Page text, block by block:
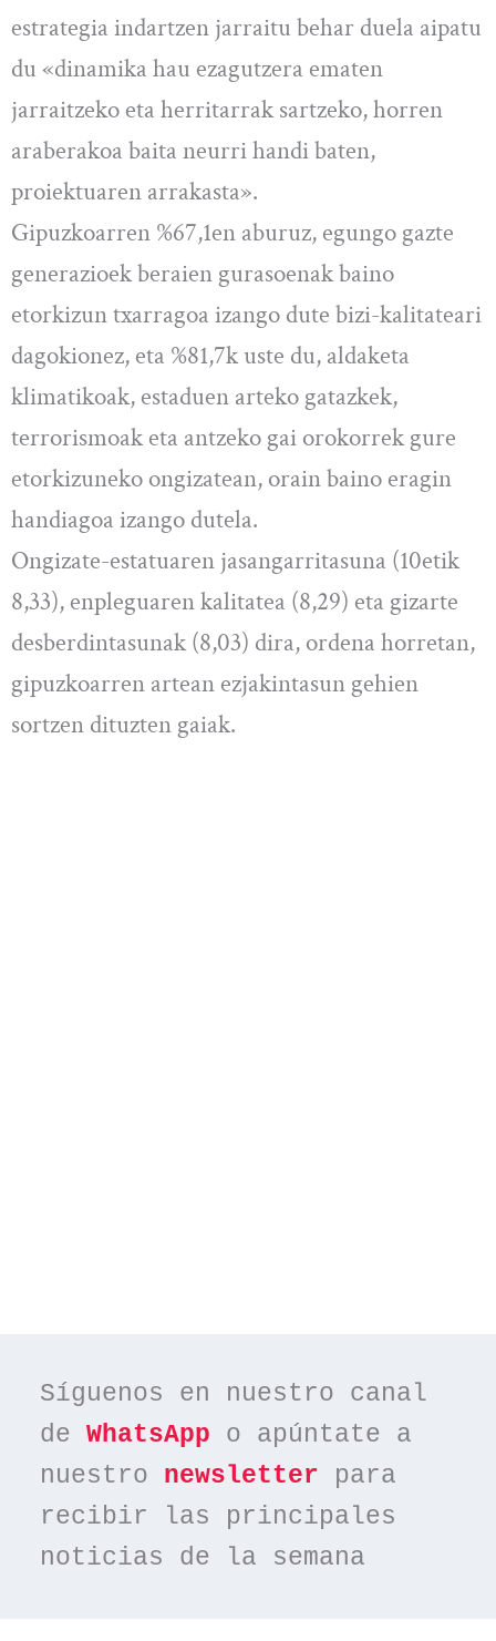
estrategia indartzen jarraitu behar duela aipatu
du «dinamika hau ezagutzera ematen
jarraitzeko eta herritarrak sartzeko, horren
araberakoa baita neurri handi baten,
proiektuaren arrakasta».
Gipuzkoarren %67,1en aburuz, egungo gazte
generazioek beraien gurasoenak baino
etorkizun txarragoa izango dute bizi-kalitateari
dagokionez, eta %81,7k uste du, aldaketa
klimatikoak, estaduen arteko gatazkek,
terrorismoak eta antzeko gai orokorrek gure
etorkizuneko ongizatean, orain baino eragin
handiagoa izango dutela.
Ongizate-estatuaren jasangarritasuna (10etik
8,33), enpleguaren kalitatea (8,29) eta gizarte
desberdintasunak (8,03) dira, ordena horretan,
gipuzkoarren artean ezjakintasun gehien
sortzen dituzten gaiak.
Síguenos en nuestro canal
de WhatsApp o apúntate a
nuestro newsletter para
recibir las principales
noticias de la semana